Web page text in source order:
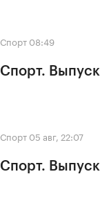
Спорт 08:49
Спорт.
Спорт 05 авг, 22:07
Спорт.